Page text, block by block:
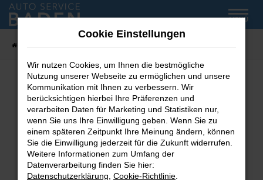
Zum
Hauptinhalt
MENÜ
Fehler: Network Error
Beim Laden ist ein Fehler aufgetreten.
Hier sind ein paar Tipps, die dir helfen können:
Überprüfe deine Firewall und deine
Internetverbindung.
Cookie Einstellungen
Wir nutzen Cookies, um Ihnen die bestmögliche
Nutzung unserer Webseite zu ermöglichen und unsere
Kommunikation mit Ihnen zu verbessern. Wir
berücksichtigen hierbei Ihre Präferenzen und
verarbeiten Daten für Marketing und Statistiken nur,
wenn Sie uns Ihre Einwilligung geben. Wenn Sie zu
einem späteren Zeitpunkt Ihre Meinung ändern, können
Sie die Einwilligung jederzeit für die Zukunft widerrufen.
Weitere Informationen zum Umfang der
Datenverarbeitung finden Sie hier:
Datenschutzerklärung Cookie-Richtlinie